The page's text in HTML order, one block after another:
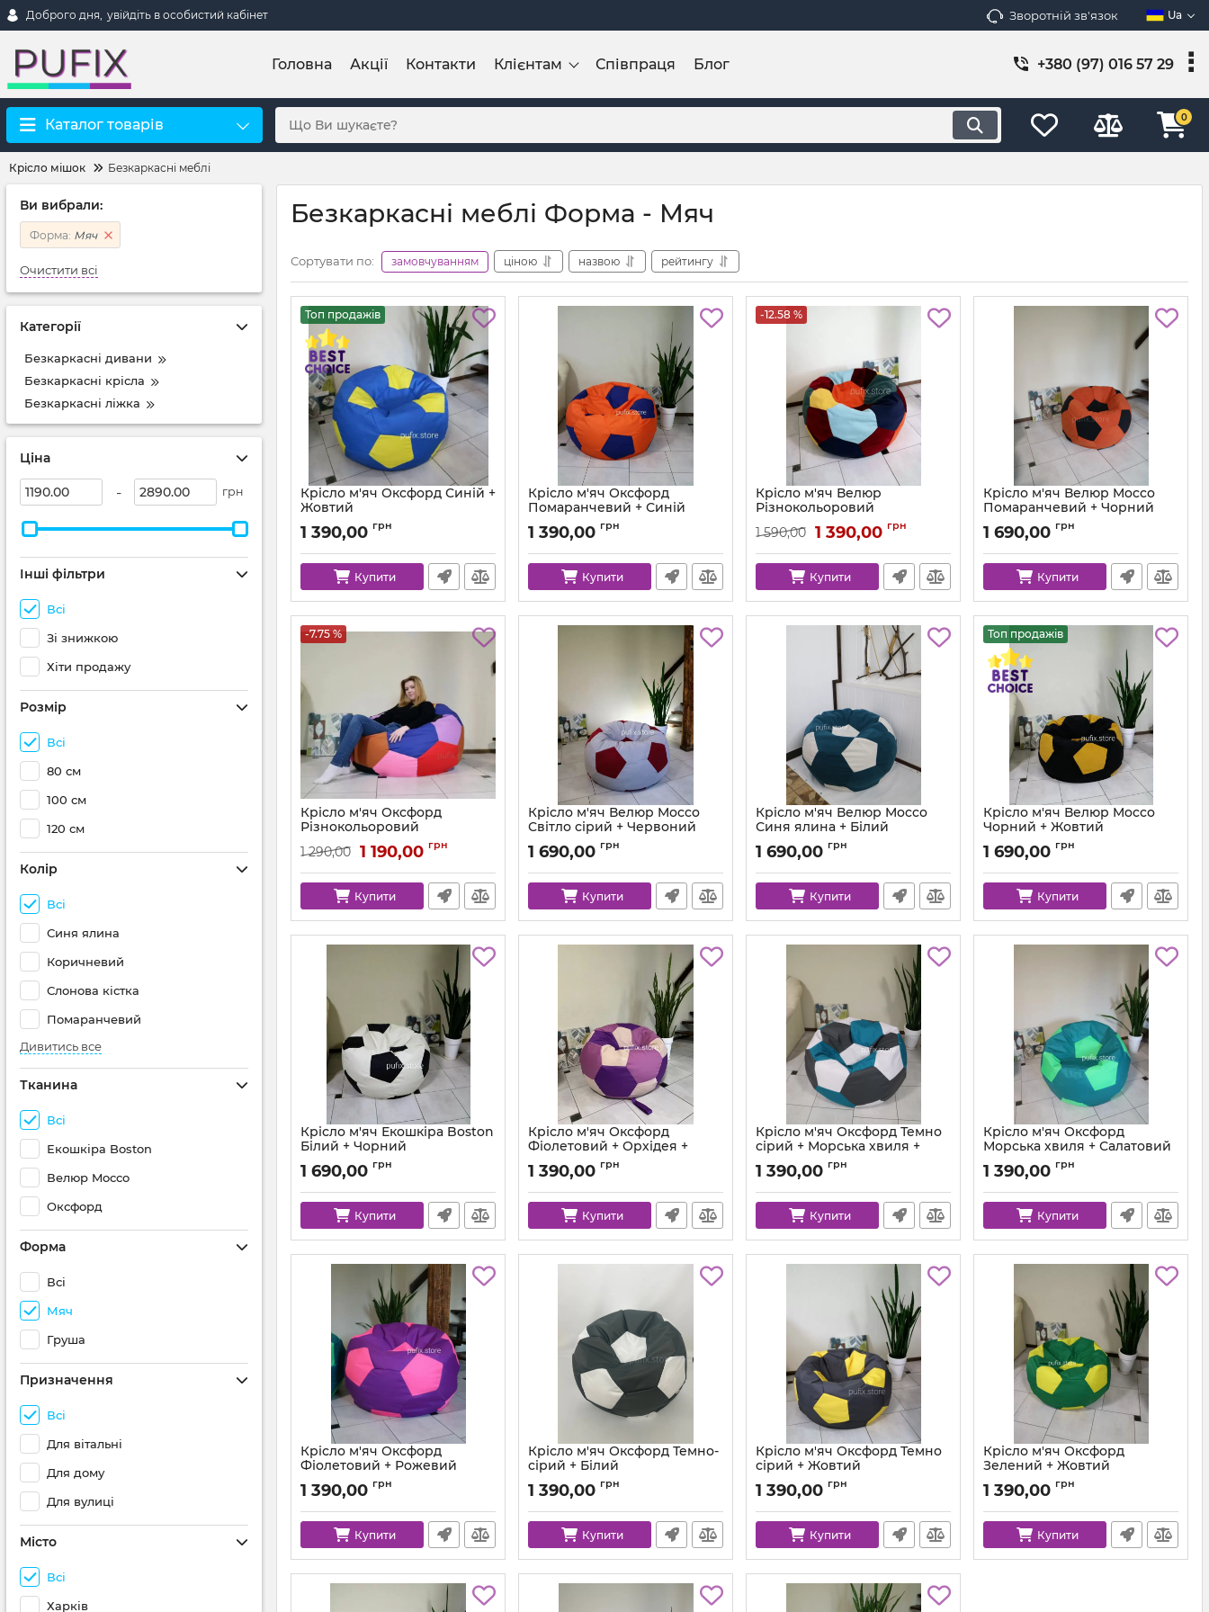
Доброго дня, увійдіть в особистий кабінет Зворотній зв'язок Ua
Головна Акції Контакти Клієнтам Співпраця Блог +380 (97) 016 57 29
Каталог товарів 0
Крісло мішок Безкаркасні меблі
Ви вибрали:
Форма: Мяч
Очистити всі
Категорії
Безкаркасні дивани
Безкаркасні крісла
Безкаркасні ліжка
Ціна
- грн
Інші фільтри
Всі
Зі знижкою
Хіти продажу
Розмір
Всі
80 см
100 см
120 см
Колір
Всі
Синя ялина
Коричневий
Слонова кістка
Помаранчевий
Дивитись все
Тканина
Всі
Екошкіра Boston
Велюр Mocco
Оксфорд
Форма
Всі
Мяч
Груша
Призначення
Всі
Для вітальні
Для дому
Для вулиці
Місто
Всі
Харків
Безкаркасні меблі Форма - Мяч
Сортувати по: замовчуванням ціною назвою рейтингу
Топ продажів
Крісло м'яч Оксфорд Синій +
Жовтий
Артикул: ball-ox-213-111-80
1 390,00 грн
Купити
Крісло м'яч Оксфорд
Помаранчевий + Синій
Артикул: ball-ox-157-223-80
1 390,00 грн
Купити
-12.58 %
Крісло м'яч Велюр
Різнокольоровий
Артикул: ball-velor-multi-80
1 590,00 1 390,00 грн
Купити
Крісло м'яч Велюр Mocco
Помаранчевий + Чорний
Артикул: ball-mocco-55-99-80
1 690,00 грн
Купити
-7.75 %
Крісло м'яч Оксфорд
Різнокольоровий
Артикул: ball-ox-multi-80
1 290,00 1 190,00 грн
Купити
Крісло м'яч Велюр Mocco
Світло сірий + Червоний
Артикул: ball-mocco-94-65-80
1 690,00 грн
Купити
Крісло м'яч Велюр Mocco
Синя ялина + Білий
Артикул: ball-mocco-36-1-80
1 690,00 грн
Купити
Топ продажів
Крісло м'яч Велюр Mocco
Чорний + Жовтий
Артикул: ball-mocco-99-45-80
1 690,00 грн
Купити
Крісло м'яч Екошкіра Boston
Білий + Чорний
Артикул: ball-boston-26-14-80
1 690,00 грн
Купити
Крісло м'яч Оксфорд
Фіолетовий + Орхідея +
Артикул: ball-ox-339-422-363-80
1 390,00 грн
Купити
Крісло м'яч Оксфорд Темно
сірий + Морська хвиля +
Артикул: ball-ox-312-257-101-80
1 390,00 грн
Купити
Крісло м'яч Оксфорд
Морська хвиля + Салатовий
Артикул: ball-ox-257-334-80
1 390,00 грн
Купити
Крісло м'яч Оксфорд
Фіолетовий + Рожевий
Артикул: ball-ox-339-577-80
1 390,00 грн
Купити
Крісло м'яч Оксфорд Темно-
сірий + Білий
Артикул: ball-ox-312-101-80
1 390,00 грн
Купити
Крісло м'яч Оксфорд Темно
сірий + Жовтий
Артикул: ball-ox-312-111-80
1 390,00 грн
Купити
Крісло м'яч Оксфорд
Зелений + Жовтий
Артикул: ball-ox-243-111-80
1 390,00 грн
Купити